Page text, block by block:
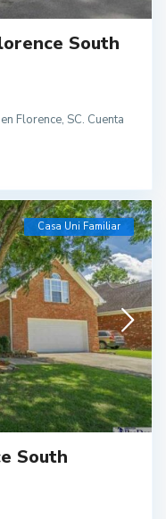
South
Florence, SC. Cuenta
Casa Uni Familiar
South